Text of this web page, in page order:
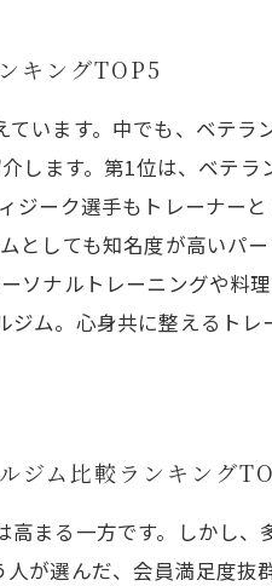
キングTOP5
います。中でも、ベテ
します。第1位は、ベテ
ジーク選手もトレーナー
としても知名度が高いパ
ソナルトレーニングや料
ム。心身共に整えるト
ジム比較ランキング
まる一方です。しかし
が選んだ、会員満足度